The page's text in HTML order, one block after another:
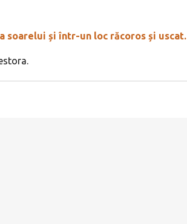
soarelui și într-un loc răcoros și uscat.